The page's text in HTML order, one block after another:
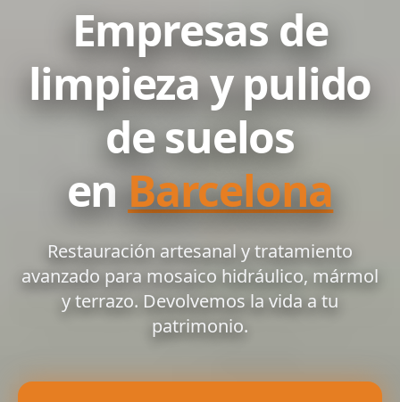
Empresas de
limpieza y pulido
de suelos
en Barcelona
Restauración artesanal y tratamiento
avanzado para mosaico hidráulico, mármol
y terrazo. Devolvemos la vida a tu
patrimonio.